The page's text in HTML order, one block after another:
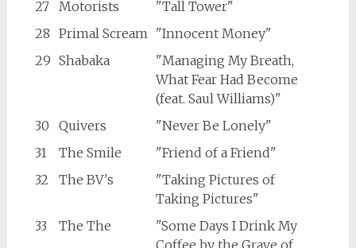
27 Motorists
"Tall Tower"
28 Primal Scream "Innocent Money"
29 Shabaka
"Managing My Breath,
What Fear Had Become
(feat. Saul Williams)"
30
Quivers
"Never Be Lonely"
31
The Smile
"Friend of a Friend"
32
The BV's
"Taking Pictures of
Taking Pictures"
33
The The
"Some Days I Drink My